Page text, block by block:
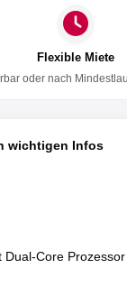
Flexible Miete
oder nach
wichtigen Infos
Dual‑Core Prozessor